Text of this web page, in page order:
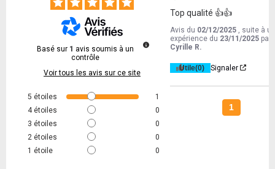
Basé sur 1 avis soumis à un
contrôle
Voir tous les avis sur ce site
5 étoiles
1
4 étoiles
0
3 étoiles
0
2 étoiles
0
1 étoile 0
Top qualité 👍👍
Avis du 02/12/2025
, suite à
expérience du 23/11/2025 par
Cyrille R.
Utile(0) Signaler
1